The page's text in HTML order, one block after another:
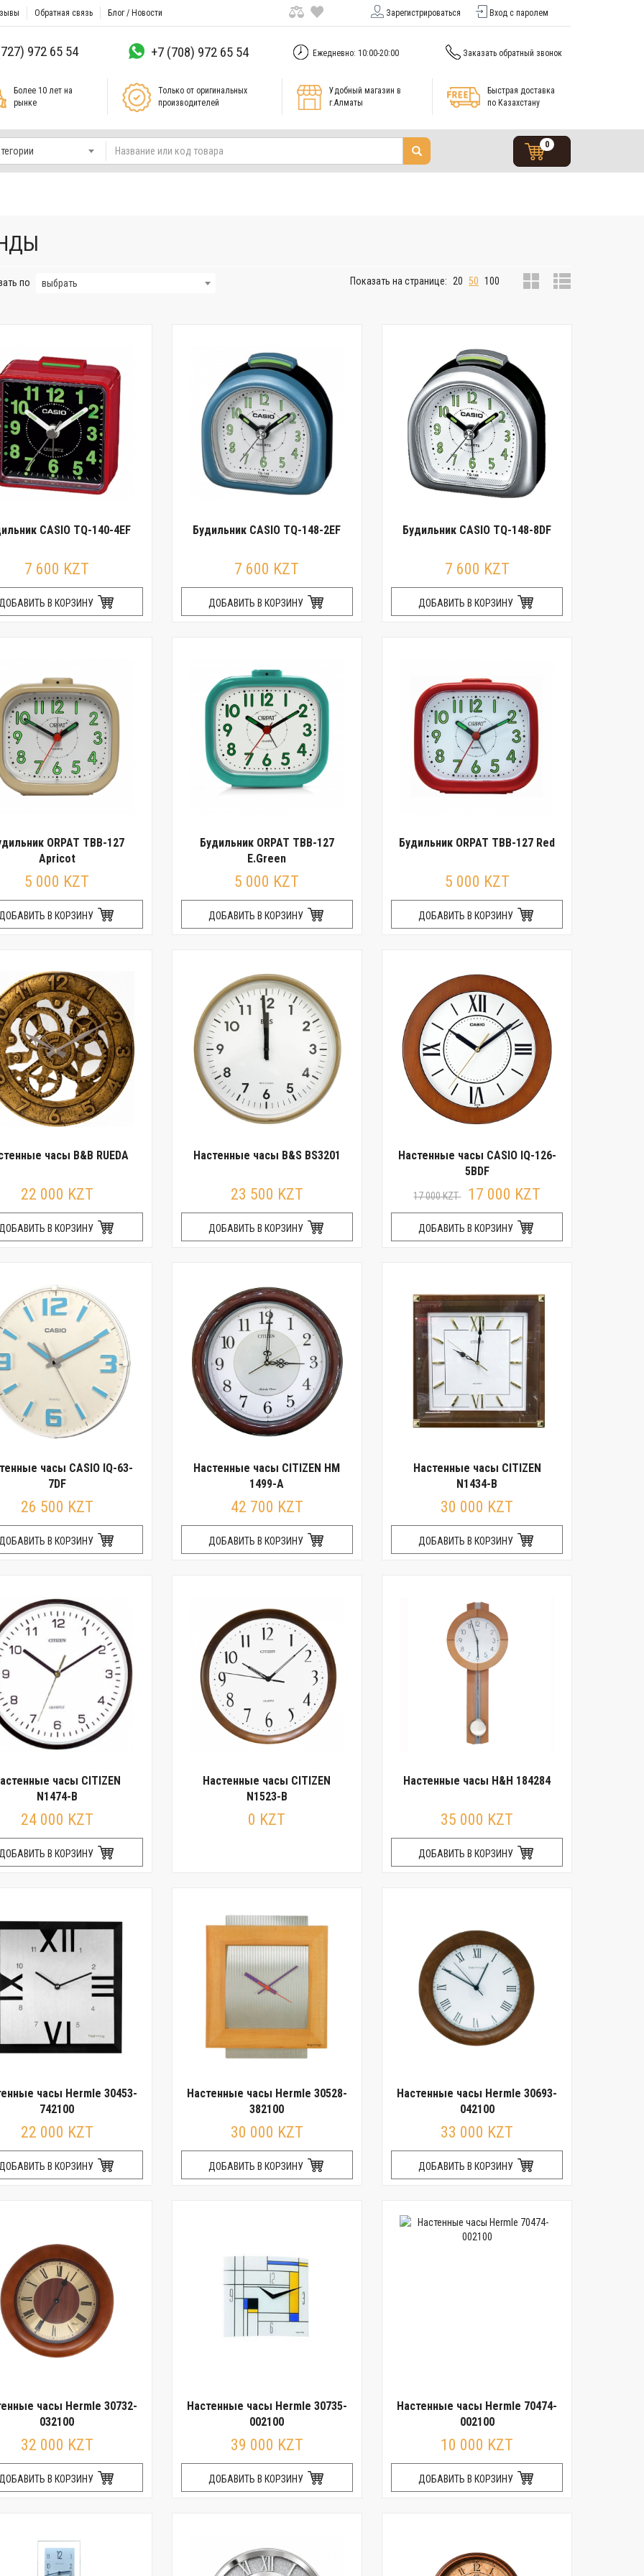
Обратная связь Блог / Новости Зарегистрироваться Вход с паролем
972 65 54 +7 (708) 972 65 54 Ежедневно: 10:00-20:00 Заказать обратный звонок
Более 10 лет на
рынке
Только от оригинальных
производителей
Удобный магазин в
г.Алматы
Быстрая доставка
по Казахстану
0
по выбрать Показать на странице: 20 50 100
CASIO TQ-140-4EF
7 600 KZT
В КОРЗИНУ
Будильник CASIO TQ-148-2EF
7 600 KZT
ДОБАВИТЬ В КОРЗИНУ
Будильник CASIO TQ-148-8DF
7 600 KZT
ДОБАВИТЬ В КОРЗИНУ
ORPAT TBB-127
Apricot
5 000 KZT
В КОРЗИНУ
Будильник ORPAT TBB-127
E.Green
5 000 KZT
ДОБАВИТЬ В КОРЗИНУ
Будильник ORPAT TBB-127 Red
5 000 KZT
ДОБАВИТЬ В КОРЗИНУ
часы B&B RUEDA
22 000 KZT
В КОРЗИНУ
Настенные часы B&S BS3201
23 500 KZT
ДОБАВИТЬ В КОРЗИНУ
Настенные часы CASIO IQ-126-
5BDF
17 000 KZT 17 000 KZT
ДОБАВИТЬ В КОРЗИНУ
часы CASIO IQ-63-
7DF
26 500 KZT
В КОРЗИНУ
Настенные часы CITIZEN HM
1499-A
42 700 KZT
ДОБАВИТЬ В КОРЗИНУ
Настенные часы CITIZEN
N1434-B
30 000 KZT
ДОБАВИТЬ В КОРЗИНУ
часы CITIZEN
N1474-B
24 000 KZT
В КОРЗИНУ
Настенные часы CITIZEN
N1523-B
0 KZT
Настенные часы H&H 184284
35 000 KZT
ДОБАВИТЬ В КОРЗИНУ
часы Hermle 30453-
742100
22 000 KZT
В КОРЗИНУ
Настенные часы Hermle 30528-
382100
30 000 KZT
ДОБАВИТЬ В КОРЗИНУ
Настенные часы Hermle 30693-
042100
33 000 KZT
ДОБАВИТЬ В КОРЗИНУ
часы Hermle 30732-
032100
32 000 KZT
В КОРЗИНУ
Настенные часы Hermle 30735-
002100
39 000 KZT
ДОБАВИТЬ В КОРЗИНУ
Настенные часы Hermle 70474-
002100
10 000 KZT
ДОБАВИТЬ В КОРЗИНУ